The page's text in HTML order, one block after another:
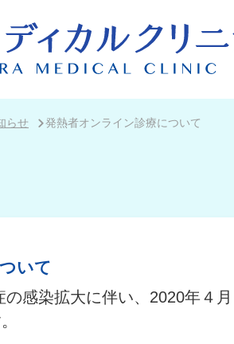
らせ 発熱者オンライン診療について
いて
感染拡大に伴い、2020年４